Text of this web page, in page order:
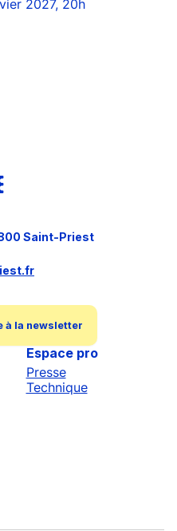
2027, 20h
Saint-Priest
à la newsletter
Espace pro
Presse
Technique